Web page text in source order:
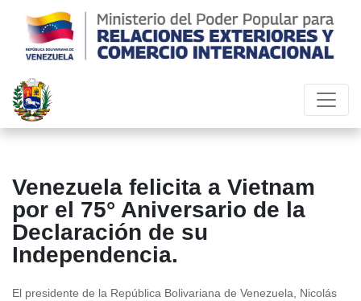
Venezuela felicita a Vietnam
por el 75° Aniversario de la
Declaración de su
Independencia.
El presidente de la República Bolivariana de Venezuela, Nicolás